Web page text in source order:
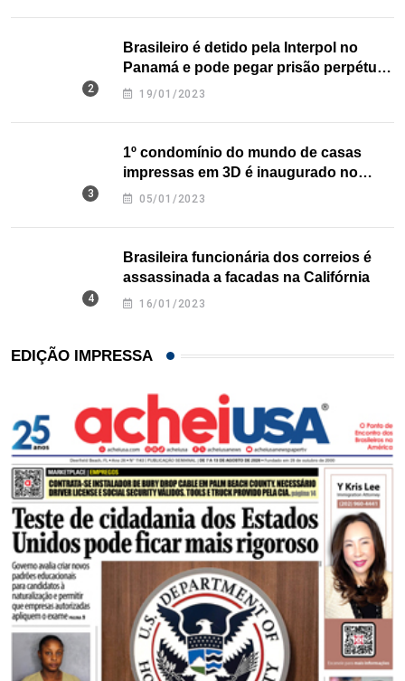
Brasileiro é detido pela Interpol no
Panamá e pode pegar prisão perpétua
nos EUA
19/01/2023
1º condomínio do mundo de casas
impressas em 3D é inaugurado no
Texas
05/01/2023
Brasileira funcionária dos correios é
assassinada a facadas na Califórnia
16/01/2023
EDIÇÃO IMPRESSA